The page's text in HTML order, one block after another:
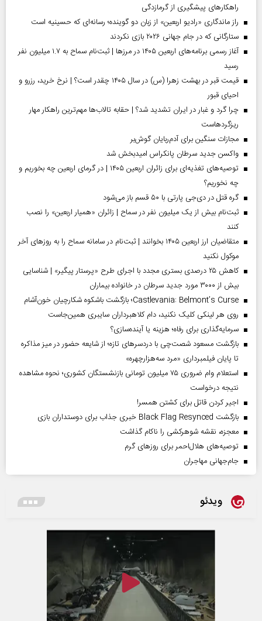
راهکارهای پیشگیری از گرمازدگی
راز ماندگاری «رادیو اربعین» از زبان دو گوینده؛ رسانه‌ای که حسینیه است
ستارگانی که در جام جهانی ۲۰۲۶ بازی نکردند
آغاز رسمی برنامه‌های اربعین ۱۴۰۵ در مرز‌ها | ثبت‌نام سماح به ۱.۷ میلیون نفر
رسید
قیمت قبر در بهشت زهرا (س) در سال ۱۴۰۵ چقدر است؟ | نرخ خرید، رزرو و
احیای قبور
چرا گرد و غبار در ایران تشدید شد؟ | حقابه تالاب‌ها مهم‌ترین راهکار مهار
ریزگردهاست
مجازات سنگین برای آدم‌ربایان گوش‌بر
واکسن جدید سرطان پانکراس امیدبخش شد
توصیه‌های تغذیه‌ای برای زائران اربعین ۱۴۰۵ | در گرمای اربعین چه بخوریم و
چه نخوریم؟
گره قتل در دی‌جی پارتی با ۵۰ قسم باز می‌شود
ثبت‌نام بیش از یک میلیون نفر در سماح | زائران «همیار اربعین» را نصب
کنند
متقاضیان ارز اربعین ۱۴۰۵ بخوانند | ثبت‌نام در سامانه سماح را به روز‌های آخر
موکول نکنید
کاهش ۲۵ درصدی بستری مجدد با اجرای طرح «پرستار پیگیر» | شناسایی
بیش از ۳۰۰۰ مورد جدید سرطان در خانواده بیماران
Castlevania: Belmont’s Curse؛ بازگشت باشکوه شکارچیان خون‌آشام
روی هر لینکی کلیک نکنید، دام کلاهبرداران سایبری همین‌جاست
سرمایه‌گذاری برای رفاه؛ هزینه یا آینده‌سازی؟
بازگشت مسعود شصت‌چی با دردسر‌های تازه؛ از شایعه حضور در میز مذاکره
تا پایان فیلمبرداری «مرد سه‌هزارچهره»
استعلام وام ضروری ۷۵ میلیون تومانی بازنشستگان کشوری؛ نحوه مشاهده
نتیجه درخواست
اجیر کردن قاتل برای کشتن همسر!
بازگشت Black Flag Resynced خبری جذاب برای دوستداران بازی
معجزه، نقشه شوهرکشی را ناکام گذاشت
توصیه‌های هلال‌احمر برای روز‌های گرم
جام‌جهانی مهاجران
ویدئو